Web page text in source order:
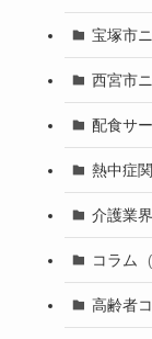
宝塚市
西宮市
配食サ
熱中症
介護業
コラム
高齢者